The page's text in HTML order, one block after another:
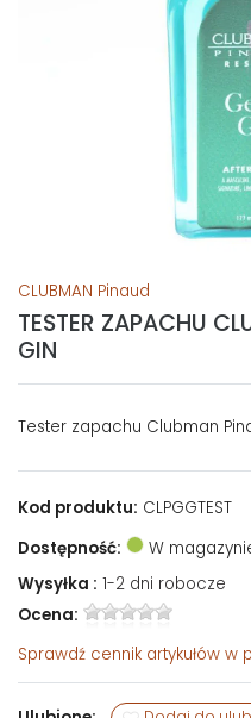
CLUBMAN Pinaud
TESTER ZAPACHU
GIN
Tester zapachu Clubman
Kod produktu: CLPGGTEST
Dostępność:
W
Wysyłka : 1-2 dni robocze
Ocena:
Sprawdź cennik artykułów w